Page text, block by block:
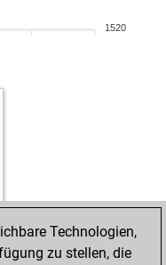
1520
Technologien,
zu stellen, die